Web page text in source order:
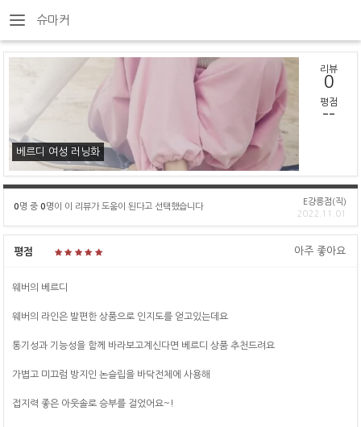
슈마커
베르디 여성 러닝화
리뷰
0
평점
--
0명 중 0명이 이 리뷰가 도움이 된다고 선택했습니다
E강릉점(직)
2022.11.01
평점 아주 좋아요
웨버의 베르디
웨버의 라인은 발편한 상품으로 인지도를 얻고있는데요
통기성과 기능성을 함께 바라보고계신다면 베르디 상품 추천드려요
가볍고 미끄럼 방지인 논슬립을 바닥전체에 사용해
접지력 좋은 아웃솔로 승부를 걸었어요~!